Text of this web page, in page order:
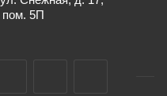
пом. 5П